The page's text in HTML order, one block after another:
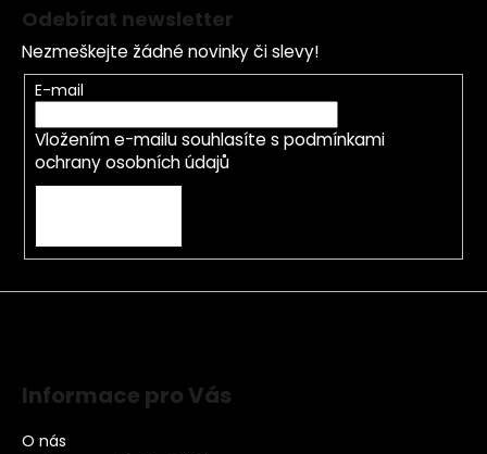
Odebírat newsletter
Nezmeškejte žádné novinky či slevy!
E-mail
Vložením e-mailu souhlasíte s podmínkami
ochrany osobních údajů
Informace pro Vás
O nás